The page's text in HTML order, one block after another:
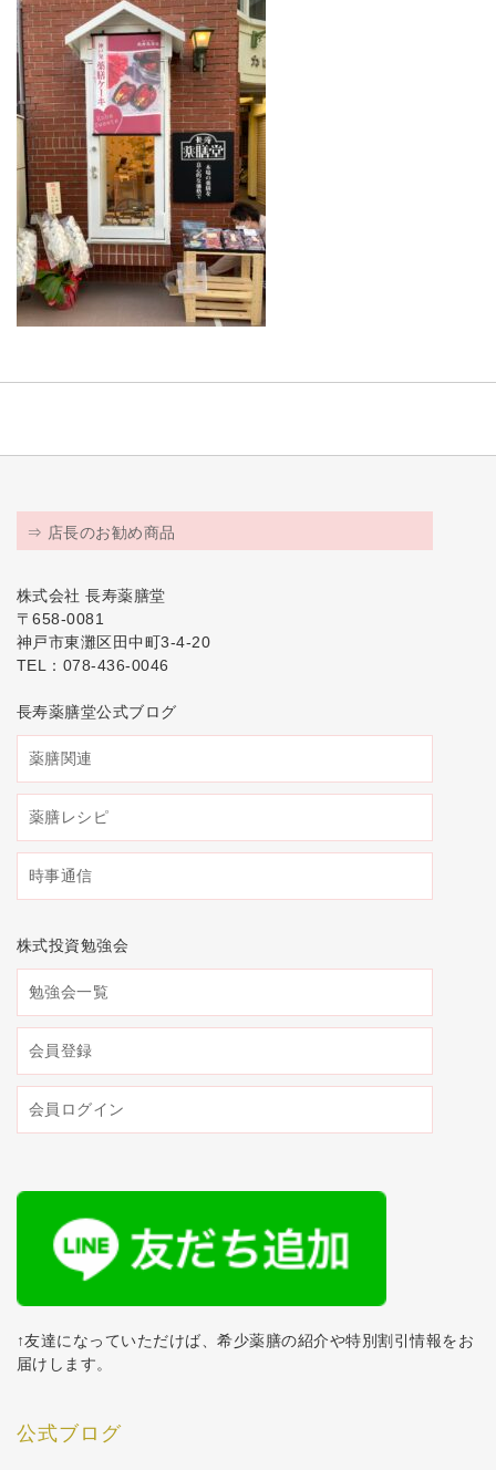
⇒ 店長のお勧め商品
株式会社 長寿薬膳堂
〒658-0081
神戸市東灘区田中町3-4-20
TEL：078-436-0046
長寿薬膳堂公式ブログ
薬膳関連
薬膳レシピ
時事通信
株式投資勉強会
勉強会一覧
会員登録
会員ログイン
↑友達になっていただけば、希少薬膳の紹介や特別割引情報をお
届けします。
公式ブログ